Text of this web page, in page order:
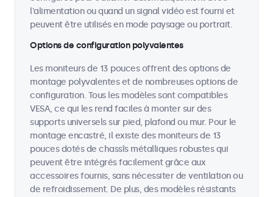
l'alimentation ou quand un signal vidéo est fourni et
peuvent être utilisés en mode paysage ou portrait.
Options de configuration polyvalentes
Les moniteurs de 13 pouces offrent des options de
montage polyvalentes et de nombreuses options de
configuration. Tous les modèles sont compatibles
VESA, ce qui les rend faciles à monter sur des
supports universels sur pied, plafond ou mur. Pour le
montage encastré, il existe des moniteurs de 13
pouces dotés de chassîs métalliques robustes qui
peuvent être intégrés facilement grâce aux
accessoires fournis, sans nécessiter de ventilation ou
de refroidissement. De plus, des modèles résistants